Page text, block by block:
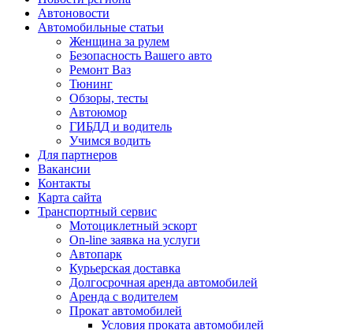
Автоновости
Автомобильные статьи
Женщина за рулем
Безопасность Вашего авто
Ремонт Ваз
Тюнинг
Обзоры, тесты
Автоюмор
ГИБДД и водитель
Учимся водить
Для партнеров
Вакансии
Контакты
Карта сайта
Транспортный сервис
Мотоциклетный эскорт
On-line заявка на услуги
Автопарк
Курьерская доставка
Долгосрочная аренда автомобилей
Аренда с водителем
Прокат автомобилей
Условия проката автомобилей